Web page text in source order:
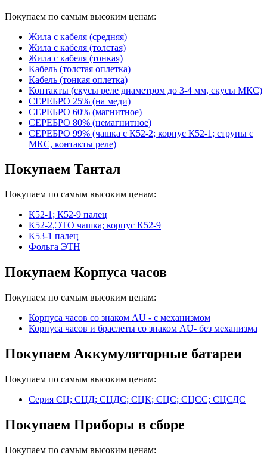
Покупаем по самым высоким ценам:
Жила с кабеля (средняя)
Жила с кабеля (толстая)
Жила с кабеля (тонкая)
Кабель (толстая оплетка)
Кабель (тонкая оплетка)
Контакты (скусы реле диаметром до 3-4 мм, скусы МКС)
СЕРЕБРО 25% (на меди)
СЕРЕБРО 60% (магнитное)
СЕРЕБРО 80% (немагнитное)
СЕРЕБРО 99% (чашка с К52-2; корпус К52-1; струны с
МКС, контакты реле)
Покупаем Тантал
Покупаем по самым высоким ценам:
К52-1; К52-9 палец
К52-2,ЭТО чашка; корпус К52-9
К53-1 палец
Фольга ЭТН
Покупаем Корпуса часов
Покупаем по самым высоким ценам:
Корпуса часов cо знаком AU - с механизмом
Корпуса часов и браслеты со знаком AU- без механизма
Покупаем Аккумуляторные батареи
Покупаем по самым высоким ценам:
Серия СЦ; СЦД; СЦДС; СЦК; СЦС; СЦСС; СЦСДС
Покупаем Приборы в сборе
Покупаем по самым высоким ценам: